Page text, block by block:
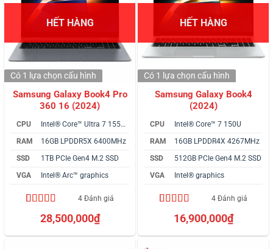
HẾT HÀNG
Samsung Galaxy Book4 Pro
360 16 (2024)
CPU
Intel® Core™ Ultra 7 155H vPro
RAM
16GB LPDDR5X 6400MHz
SSD
1TB PCIe Gen4 M.2 SSD
VGA
Intel® Arc™ graphics
5.00trên 5
dựa trên
4 Đánh giá
28,500,000₫
Có 1 lựa chọn cấu hình
HẾT HÀNG
Samsung Galaxy Book4
(2024)
CPU
Intel® Core™ 7 150U
RAM
16GB LPDDR4X 4267MHz
SSD
512GB PCIe Gen4 M.2 SSD
VGA
Intel® graphics
5.00trên 5
dựa trên
4 Đánh giá
16,900,000₫
Có 1 lựa chọn cấu hình